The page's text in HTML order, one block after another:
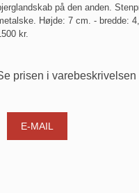
på den anden.
Højde: 7 cm. - bredde:
kr.
prisen i varebeskrivelsen
E-MAIL